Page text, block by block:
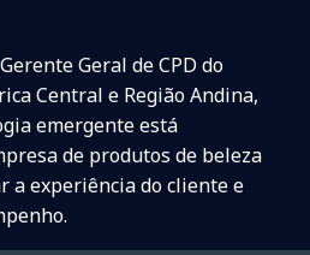
Geral de CPD do
Central e Região Andina,
emergente está
de produtos de beleza
a experiência do cliente e